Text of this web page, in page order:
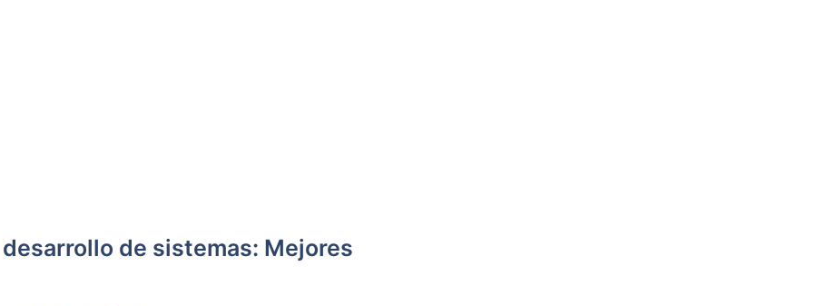
de sistemas: Mejores